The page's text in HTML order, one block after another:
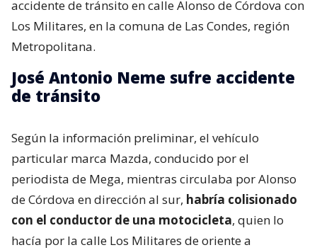
accidente de tránsito en calle Alonso de Córdova con
Los Militares, en la comuna de Las Condes, región
Metropolitana.
José Antonio Neme sufre accidente
de tránsito
Según la información preliminar, el vehículo
particular marca Mazda, conducido por el
periodista de Mega, mientras circulaba por Alonso
de Córdova en dirección al sur, habría colisionado
con el conductor de una motocicleta, quien lo
hacía por la calle Los Militares de oriente a